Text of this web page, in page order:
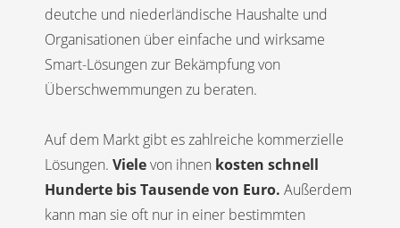
deutche und niederländische Haushalte und
Organisationen über einfache und wirksame
Smart-Lösungen zur Bekämpfung von
Überschwemmungen zu beraten.
Auf dem Markt gibt es zahlreiche kommerzielle
Lösungen. Vielevon ihnen kosten schnell
Hunderte bis Tausende von Euro. Außerdem
kann man sie oft nur in einer bestimmten